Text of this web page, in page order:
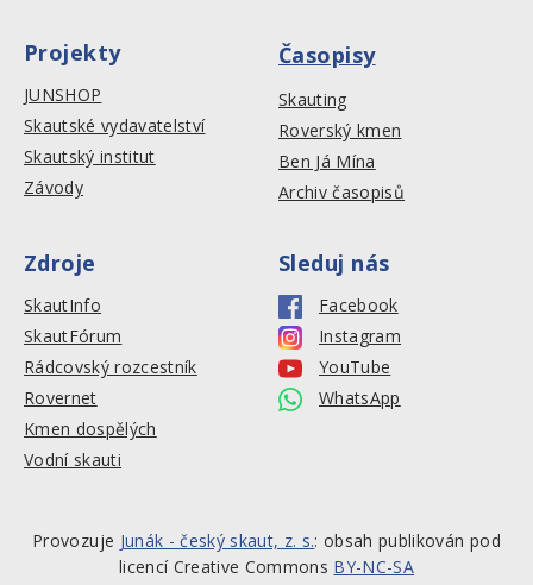
Projekty
JUNSHOP
Skautské vydavatelství
Skautský institut
Závody
Časopisy
Skauting
Roverský kmen
Ben Já Mína
Archiv časopisů
Zdroje
SkautInfo
SkautFórum
Rádcovský rozcestník
Rovernet
Kmen dospělých
Vodní skauti
Sleduj nás
Facebook
Instagram
YouTube
WhatsApp
Provozuje Junák - český skaut, z. s.: obsah publikován pod
licencí Creative Commons BY-NC-SA